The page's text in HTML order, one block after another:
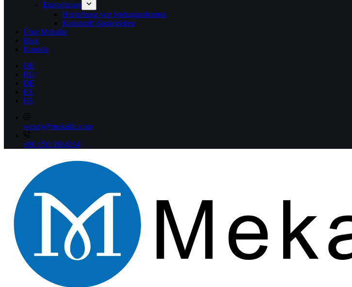
Einspritzung
Herstellung von Spritzgussformen
Kunststoff-Spritzgießen
Über Mekalite
Blog
Kontakt
DE
RU
DE
ES
FR
wendy@mekalite.com
+86 15013664194